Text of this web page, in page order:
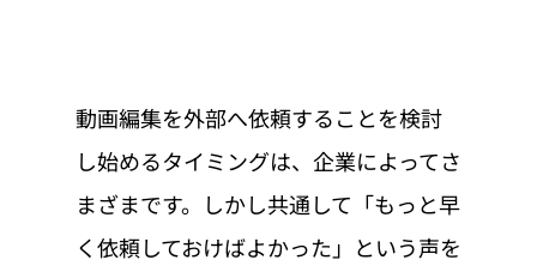
動画編集を外部へ依頼することを検討
し始めるタイミングは、企業によってさ
まざまです。しかし共通して「もっと早
く依頼しておけばよかった」という声を